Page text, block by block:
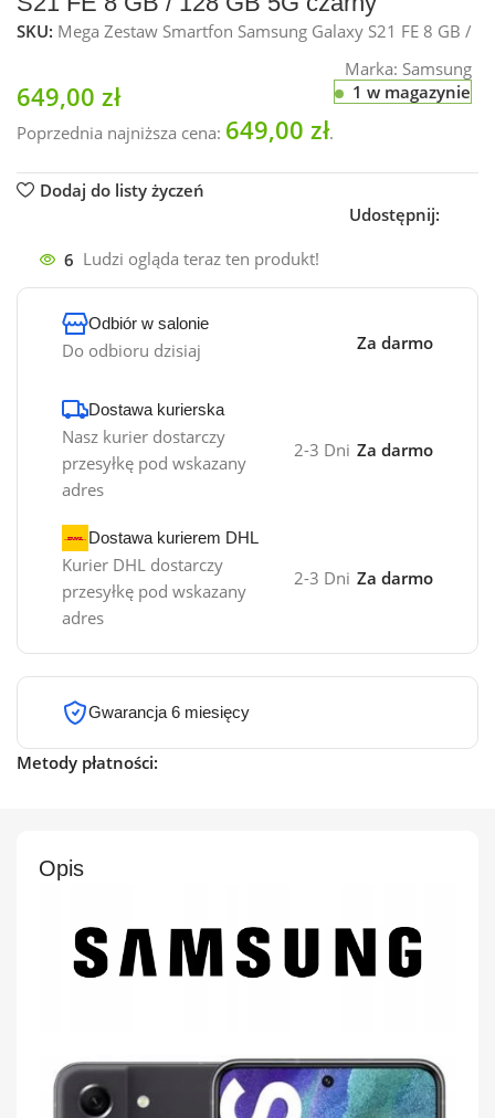
SKU: Mega Zestaw Smartfon Samsung Galaxy S21 FE 8 GB /
Marka: Samsung
649,00zł
Poprzednia najniższa cena: 649,00zł.
1 w magazynie
Dodaj do listy życzeń
Udostępnij:
6 Ludzi ogląda teraz ten produkt!
Odbiór w salonie
Do odbioru dzisiaj Za darmo
Dostawa kurierska
Nasz kurier dostarczy
przesyłkę pod wskazany
adres
2-3 Dni Za darmo
Dostawa kurierem DHL
Kurier DHL dostarczy
przesyłkę pod wskazany
adres
2-3 Dni Za darmo
Gwarancja 6 miesięcy
Metody płatności:
Opis